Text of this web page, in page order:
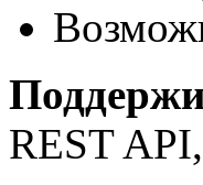
REST